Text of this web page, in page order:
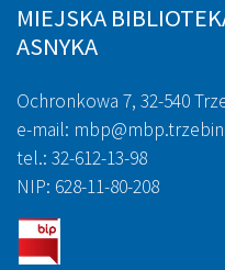
MIEJSKA
ASNYKA
Ochronkowa 7, 32-540
e-mail:
tel.: 32-612-13-98
NIP: 628-11-80-208